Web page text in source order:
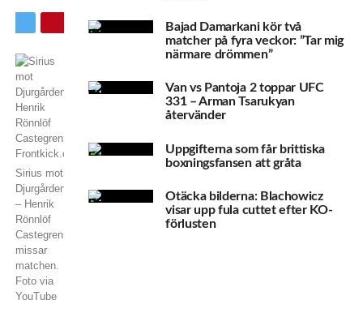
Sirius mot
Djurgården
– Henrik
Rönnlöf
Castegren
missar
matchen.
Foto via
YouTube
Bajad Damarkani kör två
matcher på fyra veckor: ”Tar mig
närmare drömmen”
Van vs Pantoja 2 toppar UFC
331 – Arman Tsarukyan
återvänder
Uppgifterna som får brittiska
boxningsfansen att gråta
Otäcka bilderna: Blachowicz
visar upp fula cuttet efter KO-
förlusten